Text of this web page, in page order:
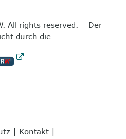
All rights reserved. Der
durch die
Kontakt